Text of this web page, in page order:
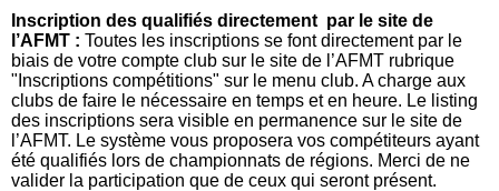
Inscription des qualifiés directement par le site de
l’AFMT : Toutes les inscriptions se font directement par le
biais de votre compte club sur le site de l’AFMT rubrique
"Inscriptions compétitions" sur le menu club. A charge aux
clubs de faire le nécessaire en temps et en heure. Le listing
des inscriptions sera visible en permanence sur le site de
l’AFMT. Le système vous proposera vos compétiteurs ayant
été qualifiés lors de championnats de régions. Merci de ne
valider la participation que de ceux qui seront présent.